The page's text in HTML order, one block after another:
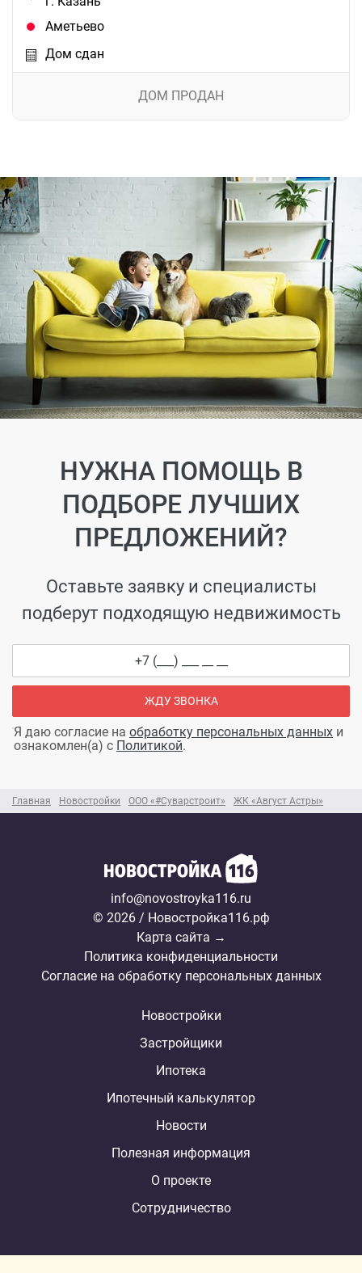
Главная Новостройки ООО «#Суварстроит» ЖК «Август Астры»
Аметьево
Дом сдан
ДОМ ПРОДАН
НУЖНА ПОМОЩЬ В
ПОДБОРЕ ЛУЧШИХ
ПРЕДЛОЖЕНИЙ?
Оставьте заявку и специалисты
подберут подходящую недвижимость
ЖДУ ЗВОНКА
Я даю согласие на обработку персональных данных и
ознакомлен(а) с Политикой.
info@novostroyka116.ru
© 2026 / Новостройка116.рф
Карта сайта →
Политика конфиденциальности
Согласие на обработку персональных данных
Новостройки
Застройщики
Ипотека
Ипотечный калькулятор
Новости
Полезная информация
О проекте
Сотрудничество